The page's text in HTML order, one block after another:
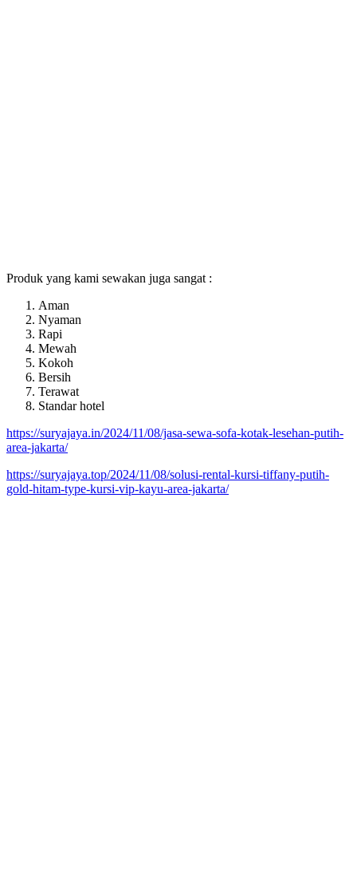
Produk yang kami sewakan juga sangat :
Aman
Nyaman
Rapi
Mewah
Kokoh
Bersih
Terawat
Standar hotel
https://suryajaya.in/2024/11/08/jasa-sewa-sofa-kotak-lesehan-putih-
area-jakarta/
https://suryajaya.top/2024/11/08/solusi-rental-kursi-tiffany-putih-
gold-hitam-type-kursi-vip-kayu-area-jakarta/